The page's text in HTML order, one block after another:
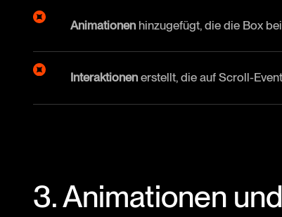
Animationen hinzugefügt, die die Box
Interaktionen erstellt, die auf Scroll-
3. Animationen